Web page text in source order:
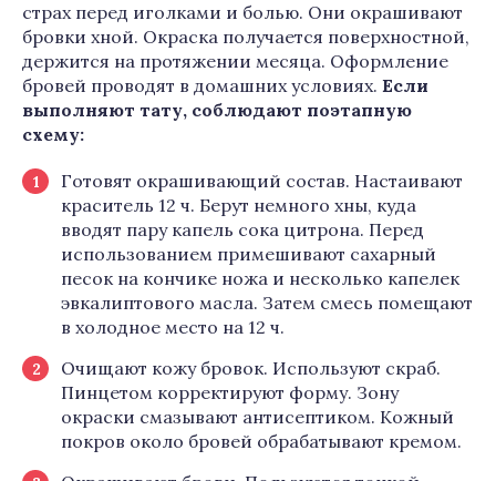
страх перед иголками и болью. Они окрашивают
бровки хной. Окраска получается поверхностной,
держится на протяжении месяца. Оформление
бровей проводят в домашних условиях. Если
выполняют тату, соблюдают поэтапную
схему:
Готовят окрашивающий состав. Настаивают
краситель 12 ч. Берут немного хны, куда
вводят пару капель сока цитрона. Перед
использованием примешивают сахарный
песок на кончике ножа и несколько капелек
эвкалиптового масла. Затем смесь помещают
в холодное место на 12 ч.
Очищают кожу бровок. Используют скраб.
Пинцетом корректируют форму. Зону
окраски смазывают антисептиком. Кожный
покров около бровей обрабатывают кремом.